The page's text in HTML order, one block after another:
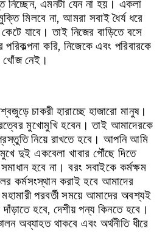
নিচ্ছেন, এমনটা যেন না হয়। একলা
মিলবে না,আমরা সবাই ধৈর্য ধরে
কেটে যাবে। তাই নিজের বাড়িতে বসে
পরিকল্পনা করি, নিজেকে এবং পরিবারকে
খোঁজ নেই।
চাকরী হারাচ্ছে হাজারো মানুষ।
মুখোমুখি হবেন। তাই আমাদেরকে
নিয়ে রাখতে হবে। আপনি আমি
মুখে দুই একবেলা খাবার পৌঁছে দিতে
সমাধান হবে না। বরং সবাইকে কর্মক্ষম
কর্মসংস্থান করাই হবে আমাদের
মহামারী পরবর্তী সময়ে আমাদের অবশ্যই
দাঁড়াতে হবে, দেশীয় পন্য কিনতে হবে।
অব্যাহত থাকবে এবং অর্থনীতি ধীরে